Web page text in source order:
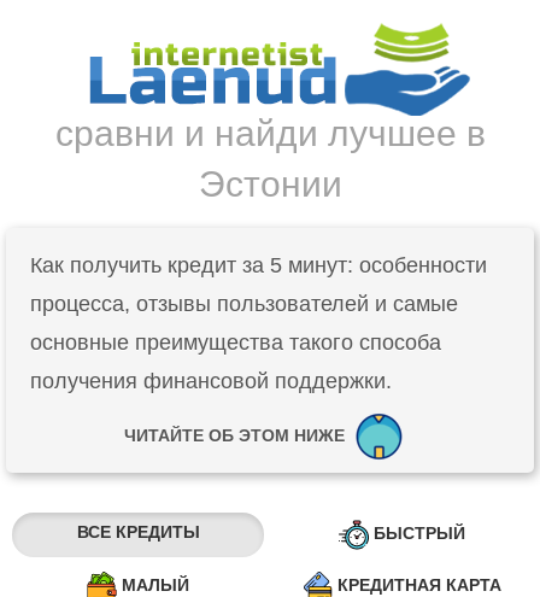
сравни и найди лучшее в
Эстонии
Как получить кредит за 5 минут: особенности
процесса, отзывы пользователей и самые
основные преимущества такого способа
получения финансовой поддержки.
ЧИТАЙТЕ ОБ ЭТОМ НИЖЕ
ВСЕ КРЕДИТЫ БЫСТРЫЙ
МАЛЫЙ КРЕДИТНАЯ КАРТА